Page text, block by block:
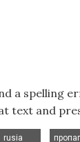
a spelling
text and
rusia